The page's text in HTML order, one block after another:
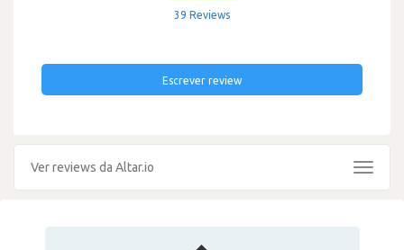
39 Reviews
Escrever review
Ver reviews da Altar.io
Toggle